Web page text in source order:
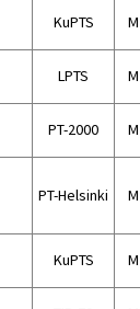
KuPTS M
LPTS M
PT-2000 M
PT-Helsinki M
KuPTS M